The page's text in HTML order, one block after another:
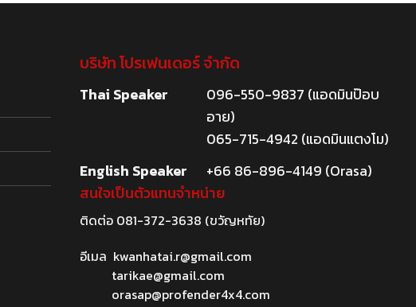
บริษัท โปรเฟนเดอร์ จำกัด
Thai Speaker
096-550-9837 (แอดมินป๊อบ
อาย)
065-715-4942 (แอดมินแตงโม)
English Speaker
+66 86-896-4149 (Orasa)
สนใจเป็นตัวแทนจำหน่าย
ติดต่อ 081-372-3638 (ขวัญหทัย)
อีเมล kwanhatai.r@gmail.com
tarikae@gmail.com
orasap@profender4x4.com